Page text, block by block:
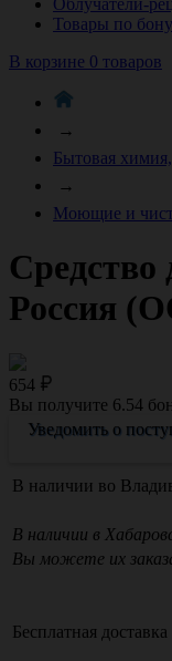
Облучатели-
Товары по
В корзине 0 товаров
→
Бытовая
→
Моющие и
Россия
654
Вы получите 6.54
Уведомить о
В наличии во
В наличии в
Вы можете их
Бесплатная доставка